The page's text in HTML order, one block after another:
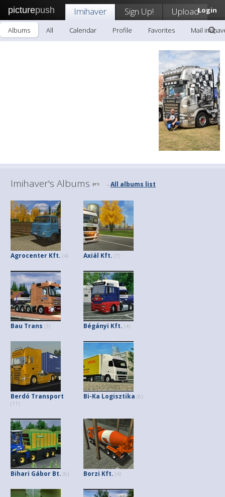
picturepush Login
Imihaver Sign Up! Upload
Albums All Calendar Profile Favorites Mail
Imihaver's Albums -All albums list
Agrocenter Kft. (4) Axiál Kft. (7)
Bau Trans (3) Bégányi Kft. (4)
Berdó Transport
(11)
Bi-Ka Logisztika (6)
Bihari Gábor Bt. (6) Borzi Kft. (4)